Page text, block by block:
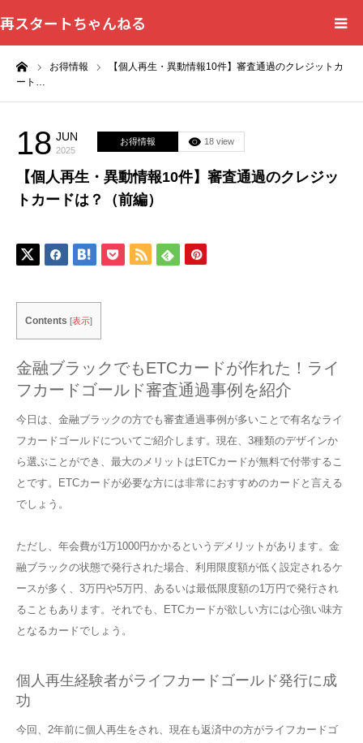
再スタートちゃんねる
お得情報
【個人再生・異動情報10件】審査通過のクレジットカ
ート…
18 JUN
2025
お得情報 18 view
【個人再生・異動情報10件】審査通過のクレジッ
トカードは？（前編）
Contents [表示]
金融ブラックでもETCカードが作れた！ライ
フカードゴールド審査通過事例を紹介
今日は、金融ブラックの方でも審査通過事例が多いことで有名なライ
フカードゴールドについてご紹介します。現在、3種類のデザインか
ら選ぶことができ、最大のメリットはETCカードが無料で付帯するこ
とです。ETCカードが必要な方には非常におすすめのカードと言える
でしょう。
ただし、年会費が1万1000円かかるというデメリットがあります。金
融ブラックの状態で発行された場合、利用限度額が低く設定されるケ
ースが多く、3万円や5万円、あるいは最低限度額の1万円で発行され
ることもあります。それでも、ETCカードが欲しい方には心強い味方
となるカードでしょう。
個人再生経験者がライフカードゴールド発行に成
功
今回、2年前に個人再生をされ、現在も返済中の方がライフカードゴ
HOME
プライバシーポリシー